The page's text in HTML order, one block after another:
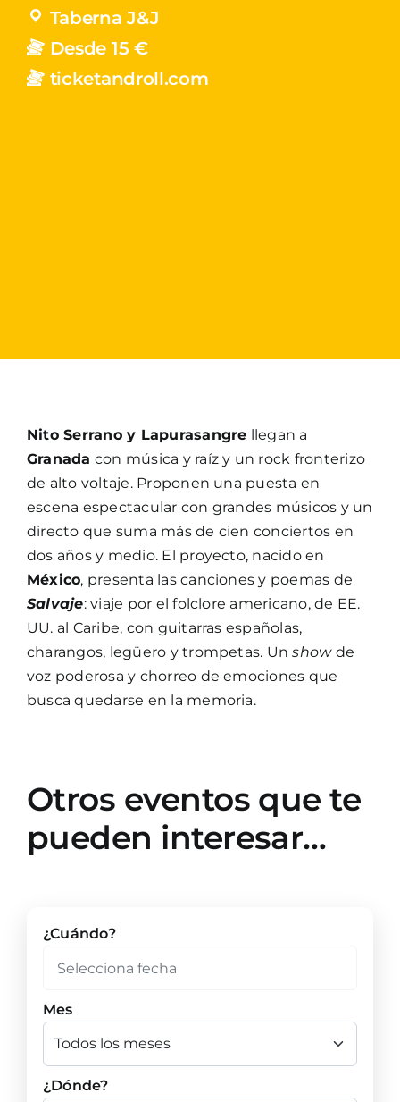
Taberna J&J
Desde 15 €
ticketandroll.com
Nito Serrano y Lapurasangre llegan a
Granada con música y raíz y un rock fronterizo
de alto voltaje. Proponen una puesta en
escena espectacular con grandes músicos y un
directo que suma más de cien conciertos en
dos años y medio. El proyecto, nacido en
México, presenta las canciones y poemas de
Salvaje: viaje por el folclore americano, de EE.
UU. al Caribe, con guitarras españolas,
charangos, legüero y trompetas. Unshowde
voz poderosa y chorreo de emociones que
busca quedarse en la memoria.
Otros eventos que te
pueden interesar…
¿Cuándo?
Mes
¿Dónde?